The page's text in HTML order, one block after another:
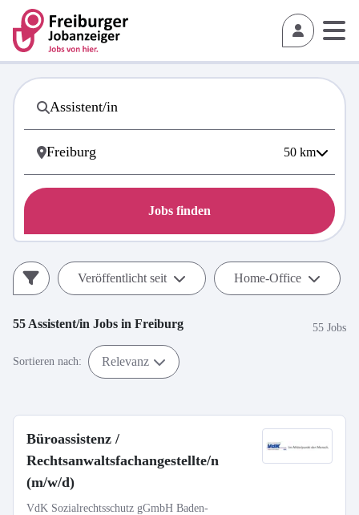
50 km
Jobs finden
Veröffentlicht seit Home-Office
55 Assistent/in Jobs in Freiburg 55 Jobs
Sortieren nach: Relevanz
Büroassistenz /
Rechtsanwaltsfachangestellte/n
(m/w/d)
VdK Sozialrechtsschutz gGmbH Baden-